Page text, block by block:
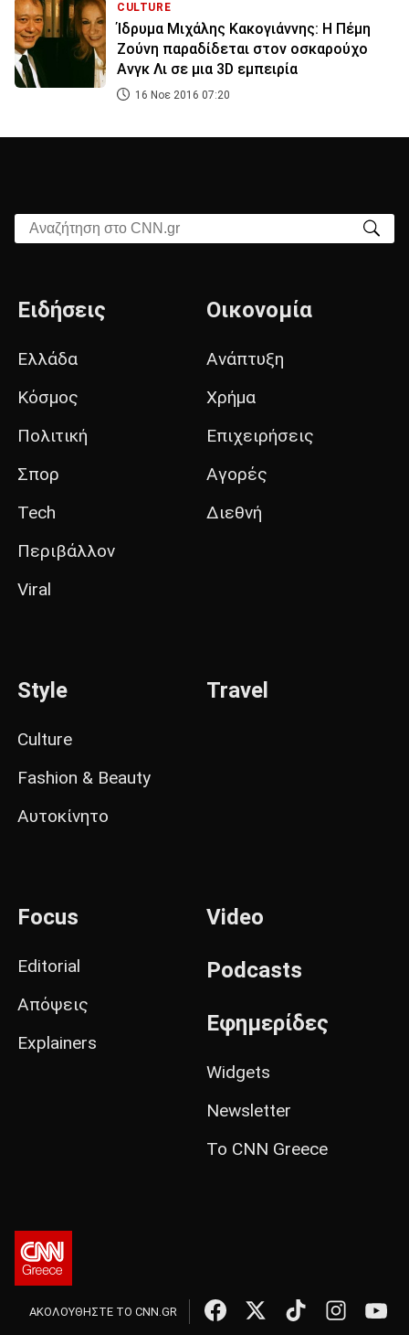
CULTURE
Ίδρυμα Μιχάλης Κακογιάννης: Η Πέμη
Ζούνη παραδίδεται στον οσκαρούχο
Ανγκ Λι σε μια 3D εμπειρία
16 Νοε 2016 07:20
Αναζήτηση στο CNN.gr
Ειδήσεις
Ελλάδα
Κόσμος
Πολιτική
Σπορ
Tech
Περιβάλλον
Viral
Οικονομία
Ανάπτυξη
Χρήμα
Επιχειρήσεις
Αγορές
Διεθνή
Style
Culture
Fashion & Beauty
Αυτοκίνητο
Travel
Focus
Editorial
Απόψεις
Explainers
Video
Podcasts
Εφημερίδες
Widgets
Newsletter
Το CNN Greece
ΑΚΟΛΟΥΘΗΣΤΕ ΤΟ CNN.GR